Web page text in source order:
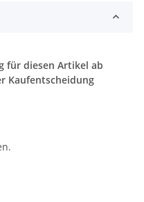
für diesen Artikel ab
Kaufentscheidung